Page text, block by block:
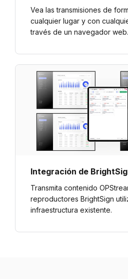
Vea las transmisiones de
cualquier lugar y con
través de un navegador web.
Integración de
Transmita contenido
reproductores BrightSign
infraestructura existente.